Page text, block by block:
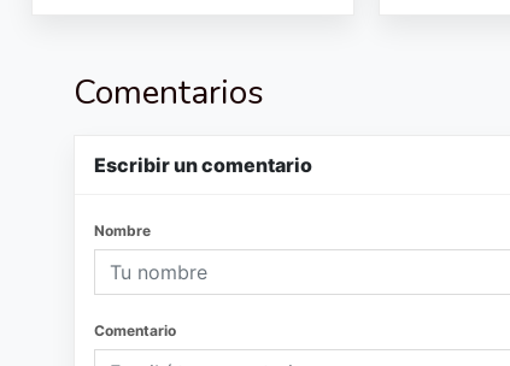
Comentarios
Escribir un comentario
Nombre
Comentario